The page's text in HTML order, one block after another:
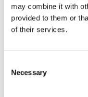
may combine it with
provided to them or
of their services.
Selection
Necessary
35 730kr (ex. moms)